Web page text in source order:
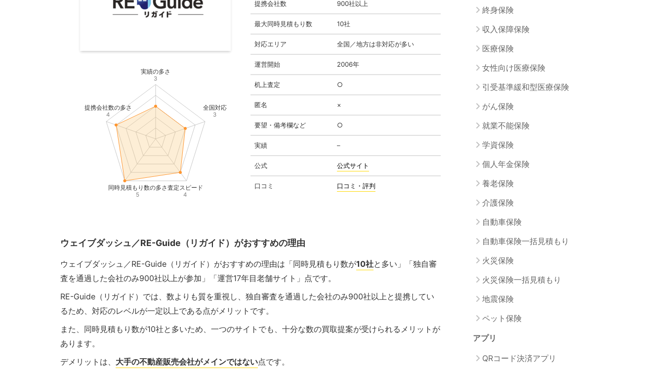
実績の多さ
3
提携会社数の多さ
4
同時見積もり数の多さ
5
査定スピード
4
全国対応
3
提携会社数 900社以上
最大同時見積もり数 10社
対応エリア 全国／地方は非対応が多い
運営開始 2006年
机上査定 ○
匿名 ×
要望・備考欄など ○
実績 –
公式 公式サイト
口コミ 口コミ・評判
ウェイブダッシュ／RE-Guide（リガイド）がおすすめの理由
ウェイブダッシュ／RE-Guide（リガイド）がおすすめの理由は「同時見積もり数が10社と多い」「独自審
査を通過した会社のみ900社以上が参加」「運営17年目老舗サイト」点です。
RE-Guide（リガイド）では、数よりも質を重視し、独自審査を通過した会社のみ900社以上と提携してい
るため、対応のレベルが一定以上である点がメリットです。
また、同時見積もり数が10社と多いため、一つのサイトでも、十分な数の買取提案が受けられるメリットが
あります。
デメリットは、 大手の不動産販売会社がメインではない点です。
終身保険
収入保障保険
医療保険
女性向け医療保険
引受基準緩和型医療保険
がん保険
就業不能保険
学資保険
個人年金保険
養老保険
介護保険
自動車保険
自動車保険一括見積もり
火災保険
火災保険一括見積もり
地震保険
ペット保険
アプリ
QRコード決済アプリ